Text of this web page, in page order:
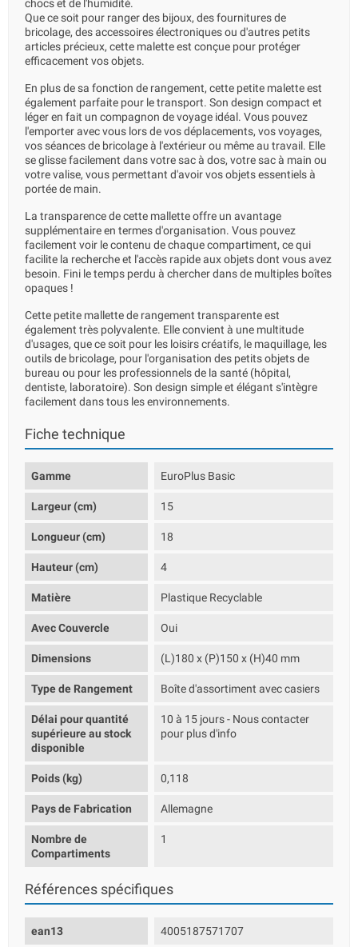
chocs et de l'humidité.
Que ce soit pour ranger des bijoux, des fournitures de
bricolage, des accessoires électroniques ou d'autres petits
articles précieux, cette malette est conçue pour protéger
efficacement vos objets.
En plus de sa fonction de rangement, cette petite malette est
également parfaite pour le transport. Son design compact et
léger en fait un compagnon de voyage idéal. Vous pouvez
l'emporter avec vous lors de vos déplacements, vos voyages,
vos séances de bricolage à l'extérieur ou même au travail. Elle
se glisse facilement dans votre sac à dos, votre sac à main ou
votre valise, vous permettant d'avoir vos objets essentiels à
portée de main.
La transparence de cette mallette offre un avantage
supplémentaire en termes d'organisation. Vous pouvez
facilement voir le contenu de chaque compartiment, ce qui
facilite la recherche et l'accès rapide aux objets dont vous avez
besoin. Fini le temps perdu à chercher dans de multiples boîtes
opaques !
Cette petite mallette de rangement transparente est
également très polyvalente. Elle convient à une multitude
d'usages, que ce soit pour les loisirs créatifs, le maquillage, les
outils de bricolage, pour l'organisation des petits objets de
bureau ou pour les professionnels de la santé (hôpital,
dentiste, laboratoire). Son design simple et élégant s'intègre
facilement dans tous les environnements.
Fiche technique
Gamme EuroPlus Basic
Largeur (cm) 15
Longueur (cm) 18
Hauteur (cm) 4
Matière Plastique Recyclable
Avec Couvercle Oui
Dimensions (L)180 x (P)150 x (H)40 mm
Type de Rangement Boîte d'assortiment avec casiers
Délai pour quantité
supérieure au stock
disponible
10 à 15 jours - Nous contacter
pour plus d'info
Poids (kg) 0,118
Pays de Fabrication Allemagne
Nombre de
Compartiments
1
Références spécifiques
ean13 4005187571707